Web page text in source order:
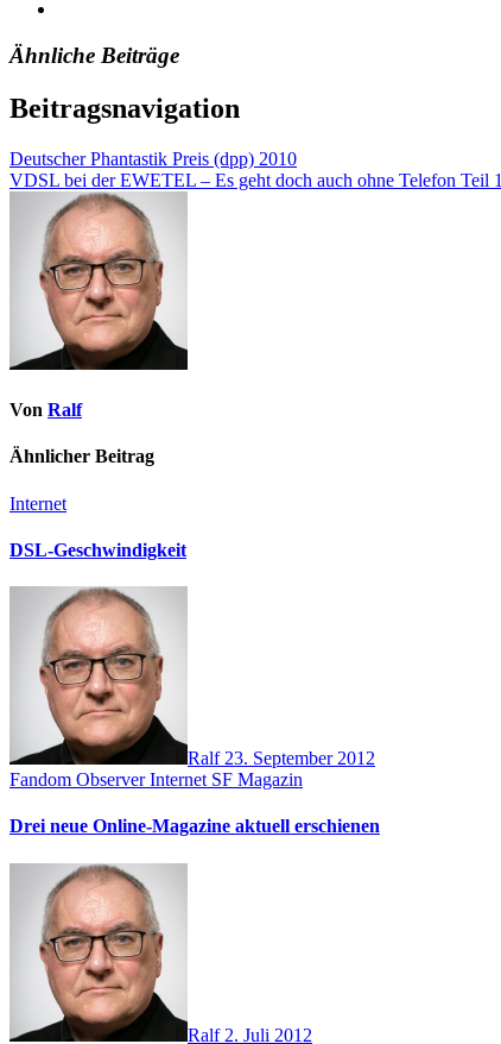
Ähnliche Beiträge
Beitragsnavigation
Deutscher Phantastik Preis (dpp) 2010
VDSL bei der EWETEL – Es geht doch auch ohne Telefon Teil 1
Von Ralf
Ähnlicher Beitrag
Internet
DSL-Geschwindigkeit
Ralf 23. September 2012
Fandom ObserverInternet SF Magazin
Drei neue Online-Magazine aktuell erschienen
Ralf 2. Juli 2012